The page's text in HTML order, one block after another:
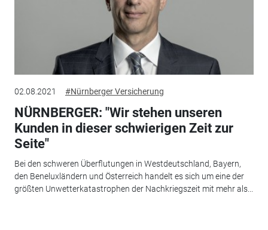
02.08.2021 #Nürnberger Versicherung
NÜRNBERGER: "Wir stehen unseren
Kunden in dieser schwierigen Zeit zur
Seite"
Bei den schweren Überflutungen in Westdeutschland, Bayern,
den Beneluxländern und Österreich handelt es sich um eine der
größten Unwetterkatastrophen der Nachkriegszeit mit mehr als...